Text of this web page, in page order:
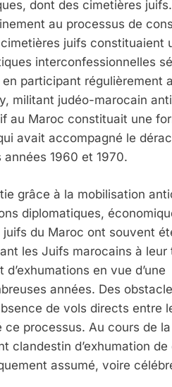
dont des cimetières
au processus de
juifs constituaient
interconfessionnelles
participant régulièrement
militant judéo-marocain
au Maroc constituait une
avait accompagné le
1960 et 1970.
grâce à la mobilisation
diplomatiques,
juifs du Maroc ont souvent
les Juifs marocains à leur
en vue d’une
années. Des
de vols directs entre
ce processus. Au cours de
clandestin d’exhumation de
assumé, voire